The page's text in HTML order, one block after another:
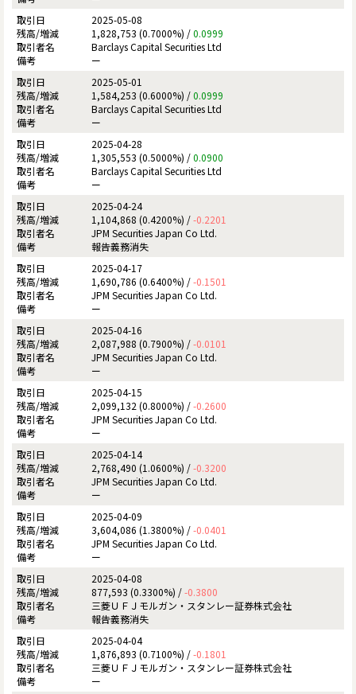
2025-05-08
1,828,753 (0.7000%) /0.0999
Barclays Capital Securities Ltd
ー
2025-05-01
1,584,253 (0.6000%) /0.0999
Barclays Capital Securities Ltd
ー
2025-04-28
1,305,553 (0.5000%) /0.0900
Barclays Capital Securities Ltd
ー
2025-04-24
1,104,868 (0.4200%) /-0.2201
JPM Securities Japan Co Ltd.
報告義務消失
2025-04-17
1,690,786 (0.6400%) /-0.1501
JPM Securities Japan Co Ltd.
ー
2025-04-16
2,087,988 (0.7900%) /-0.0101
JPM Securities Japan Co Ltd.
ー
2025-04-15
2,099,132 (0.8000%) /-0.2600
JPM Securities Japan Co Ltd.
ー
2025-04-14
2,768,490 (1.0600%) /-0.3200
JPM Securities Japan Co Ltd.
ー
2025-04-09
3,604,086 (1.3800%) /-0.0401
JPM Securities Japan Co Ltd.
ー
2025-04-08
877,593 (0.3300%) /-0.3800
三菱ＵＦＪモルガン・スタンレー証券株式会社
報告義務消失
2025-04-04
1,876,893 (0.7100%) /-0.1801
三菱ＵＦＪモルガン・スタンレー証券株式会社
ー